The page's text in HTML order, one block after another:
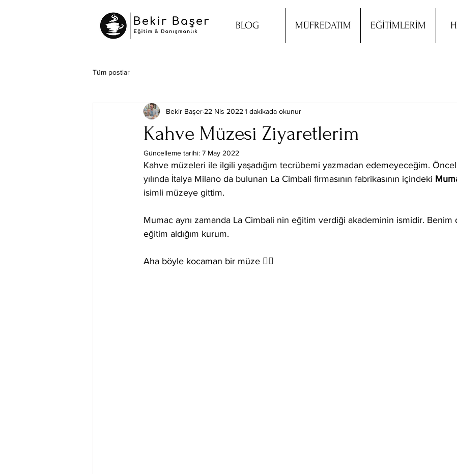
BLOG MÜFREDATIM EĞİTİMLERİM
Tüm postlar
Kahve Müzesi Ziyaretlerim
Bekir Başer 22 Nis 2022 1 dakikada okunur
Güncelleme tarihi: 7 May 2022
Kahve müzeleri ile ilgili yaşadığım tecrübemi yazmadan edemeyeceğim.
yılında İtalya Milano da bulunan La Cimbali firmasının fabrikasının içindeki
isimli müzeye gittim.
Mumac aynı zamanda La Cimbali nin eğitim verdiği akademinin ismidir. Benim
eğitim aldığım kurum.
Aha böyle kocaman bir müze 👇🏻